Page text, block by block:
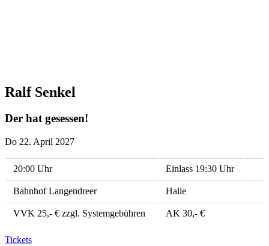
Ralf Senkel
Der hat gesessen!
Do 22. April 2027
20:00 Uhr Einlass 19:30 Uhr
Bahnhof Langendreer Halle
VVK 25,- € zzgl. Systemgebühren AK 30,- €
Tickets